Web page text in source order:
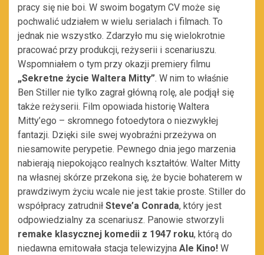
pracy się nie boi. W swoim bogatym CV może się
pochwalić udziałem w wielu serialach i filmach. To
jednak nie wszystko. Zdarzyło mu się wielokrotnie
pracować przy produkcji, reżyserii i scenariuszu.
Wspomniałem o tym przy okazji premiery filmu
„Sekretne życie Waltera Mitty”. W nim to właśnie
Ben Stiller nie tylko zagrał główną rolę, ale podjął się
także reżyserii. Film opowiada historię Waltera
Mitty’ego – skromnego fotoedytora o niezwykłej
fantazji. Dzięki sile swej wyobraźni przeżywa on
niesamowite perypetie. Pewnego dnia jego marzenia
nabierają niepokojąco realnych kształtów. Walter Mitty
na własnej skórze przekona się, że bycie bohaterem w
prawdziwym życiu wcale nie jest takie proste. Stiller do
współpracy zatrudnił Steve’a Conrada, który jest
odpowiedzialny za scenariusz. Panowie stworzyli
remake klasycznej komedii z 1947 roku, którą do
niedawna emitowała stacja telewizyjna Ale Kino! W